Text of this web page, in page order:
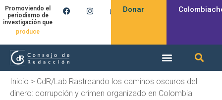
Promoviendo el
periodismo de
investigación que
produce
Donar
Inicio > CdR/Lab Rastreando los caminos oscuros del
dinero: corrupción y crimen organizado en Colombia